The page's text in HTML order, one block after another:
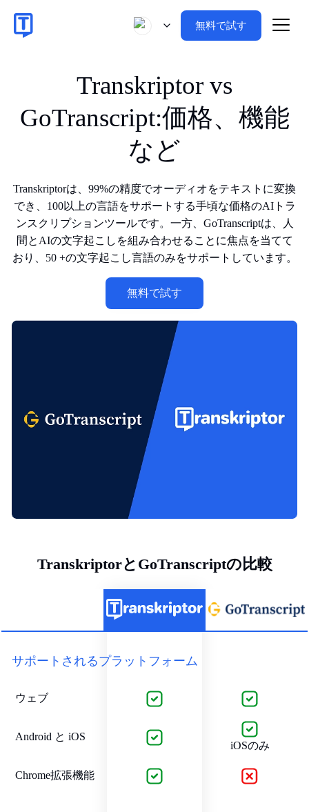
無料で試す
Transkriptor vs
GoTranscript:価格、機能
など
Transkriptorは、99%の精度でオーディオをテキストに変換
でき、100以上の言語をサポートする手頃な価格のAIトラ
ンスクリプションツールです。一方、GoTranscriptは、人
間とAIの文字起こしを組み合わせることに焦点を当てて
おり、50 +の文字起こし言語のみをサポートしています。
無料で試す
TranskriptorとGoTranscriptの比較
サポートされるプラットフォーム
ウェブ
Android と iOS
iOSのみ
Chrome拡張機能